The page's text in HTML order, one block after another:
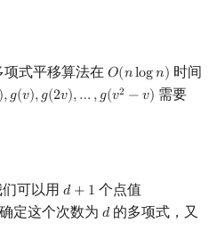
项式平移算法在𝑂(𝑛log𝑛)
O(nlogn)
时间
,𝑔(𝑣),𝑔(2𝑣),… ,𝑔(𝑣2 −𝑣)
),g(v),g(2v),… ,g( v2−v) 需要
们可以用𝑑 + 1
d +1 个点值
定这个次数为 𝑑
d的多项式，又